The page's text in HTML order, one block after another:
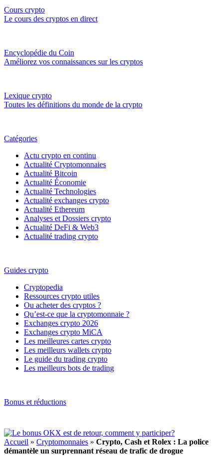
Cours crypto
Le cours des cryptos en direct
Encyclopédie du Coin
Améliorez vos connaissances sur les cryptos
Lexique crypto
Toutes les définitions du monde de la crypto
Catégories
Actu crypto en continu
Actualité Cryptomonnaies
Actualité Bitcoin
Actualité Économie
Actualité Technologies
Actualité exchanges crypto
Actualité Ethereum
Analyses et Dossiers crypto
Actualité DeFi & Web3
Actualité trading crypto
Guides crypto
Cryptopedia
Ressources crypto utiles
Ou acheter des cryptos ?
Qu’est-ce que la cryptomonnaie ?
Exchanges crypto 2026
Exchanges crypto MiCA
Les meilleures cartes crypto
Les meilleurs wallets crypto
Le guide du trading crypto
Les meilleurs bots de trading
Bonus et réductions
Accueil » Cryptomonnaies » Crypto, Cash et Rolex : La police
démantèle un surprennant réseau de trafic de drogue